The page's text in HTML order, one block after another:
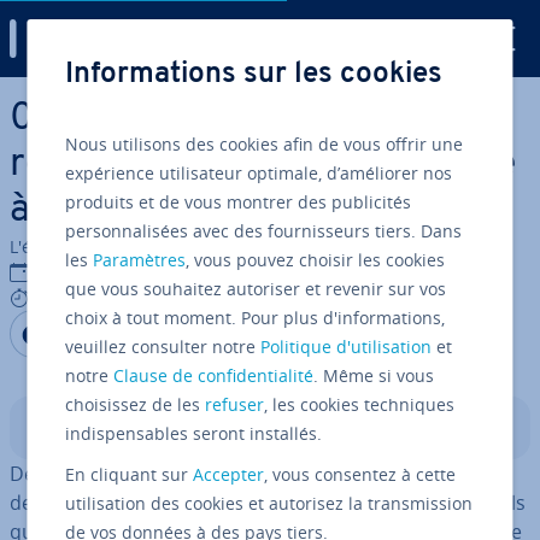
Aller au contenu principal
0x800f081f : stra­té­gies de
ré­so­lu­tion de l’erreur de mise
à jour Windows
L'équipe édi­to­riale IONOS
22/09/2020
6 mins
Partager sur Facebook
Partager sur Twitter
Partager sur LinkedIn
Sommaire
Des problèmes sur­vien­nent souvent lors de l’exécution
de mises à jour de Windows. Des messages d’erreur, tels
que le code d’erreur 0x800f081f, en sont la con­sé­quence
Informations sur les cookies
Nous utilisons des cookies afin de vous offrir une
expérience utilisateur optimale, d’améliorer nos
produits et de vous montrer des publicités
personnalisées avec des fournisseurs tiers. Dans
les Paramètres, vous pouvez choisir les cookies
que vous souhaitez autoriser et revenir sur vos
choix à tout moment. Pour plus d'informations,
veuillez consulter notre Politique d'utilisation et
notreClause de confidentialité. Même si vous
choisissez de les refuser, les cookies techniques
indispensables seront installés.
En cliquant surAccepter, vous consentez à cette
utilisation des cookies et autorisez la transmission
de vos données à des pays tiers.